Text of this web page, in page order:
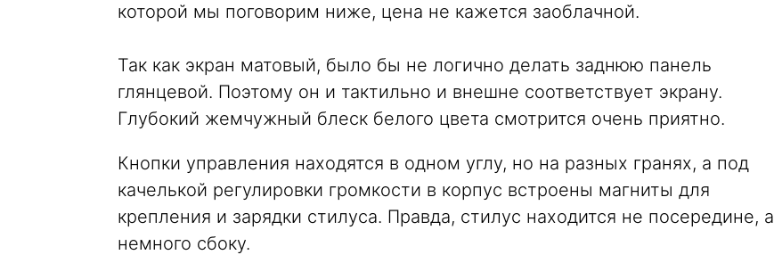
которой мы поговорим ниже, цена не кажется заоблачной.
Так как экран матовый, было бы не логично делать заднюю панель
глянцевой. Поэтому он и тактильно и внешне соответствует экрану.
Глубокий жемчужный блеск белого цвета смотрится очень приятно.
Кнопки управления находятся в одном углу, но на разных гранях, а под
качелькой регулировки громкости в корпус встроены магниты для
крепления и зарядки стилуса. Правда, стилус находится не посередине, а
немного сбоку.